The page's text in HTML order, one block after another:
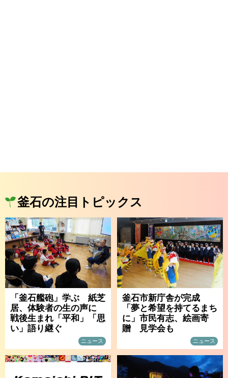
釜石の注目トピックス
「釜石艦砲」学ぶ 紙芝
居、体験者の生の声に
戦後生まれ「平和」「思
い」語り継ぐ
ニュース
釜石市新庁舎が完成
「夢と希望を持てるまち
に」市民有志、絵画寄
贈 見学会も
ニュース